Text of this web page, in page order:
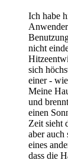
Ich habe
nicht
sich
einer -
Meine
und
einen
Zeit sieht
aber auch
eines
dass die